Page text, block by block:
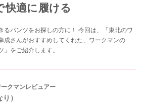
快適に履ける
るパンツをお探しの方に！ 今回は、「東北のワ
成さんがおすすめしてくれた、ワークマンの
」をご紹介します。
クマンレビュアー
）